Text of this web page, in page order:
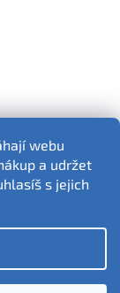
webu
a udržet
s jejich